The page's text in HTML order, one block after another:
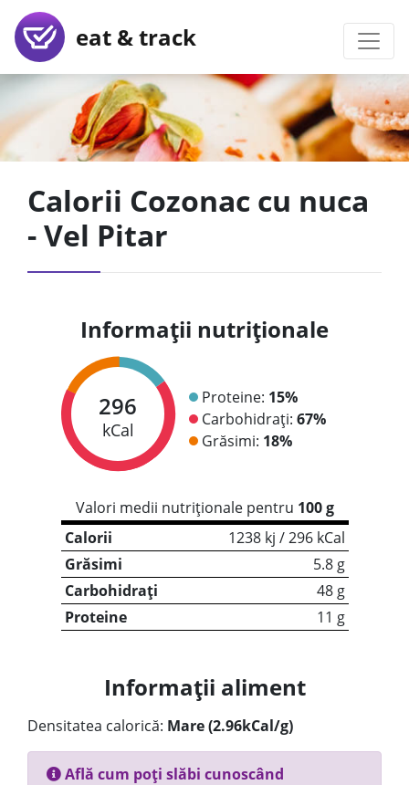
eat & track
Calorii Cozonac cu nuca
- Vel Pitar
Informații nutriționale
296
kCal
Proteine: 15%
Carbohidrați: 67%
Grăsimi: 18%
Valori medii nutriționale pentru 100 g
Calorii
1238 kj / 296 kCal
Grăsimi
5.8 g
Carbohidrați
48 g
Proteine
11 g
Informații aliment
Densitatea calorică: Mare (2.96kCal/g)
Află cum poți slăbi cunoscând